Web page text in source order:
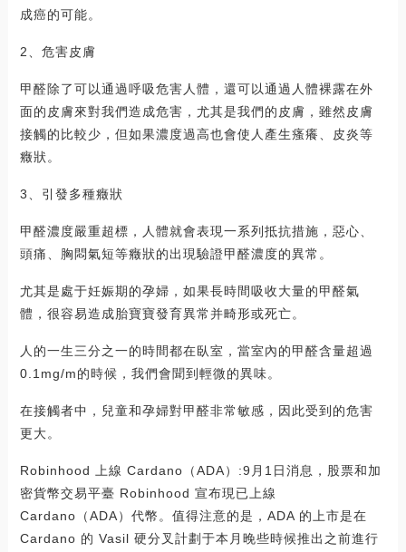
成癌的可能。
2、危害皮膚
甲醛除了可以通過呼吸危害人體，還可以通過人體裸露在外
面的皮膚來對我們造成危害，尤其是我們的皮膚，雖然皮膚
接觸的比較少，但如果濃度過高也會使人產生瘙癢、皮炎等
癥狀。
3、引發多種癥狀
甲醛濃度嚴重超標，人體就會表現一系列抵抗措施，惡心、
頭痛、胸悶氣短等癥狀的出現驗證甲醛濃度的異常。
尤其是處于妊娠期的孕婦，如果長時間吸收大量的甲醛氣
體，很容易造成胎寶寶發育異常并畸形或死亡。
人的一生三分之一的時間都在臥室，當室內的甲醛含量超過
0.1mg/m的時候，我們會聞到輕微的異味。
在接觸者中，兒童和孕婦對甲醛非常敏感，因此受到的危害
更大。
Robinhood 上線 Cardano（ADA）:9月1日消息，股票和加
密貨幣交易平臺 Robinhood 宣布現已上線
Cardano（ADA）代幣。值得注意的是，ADA 的上市是在
Cardano 的 Vasil 硬分叉計劃于本月晚些時候推出之前進行